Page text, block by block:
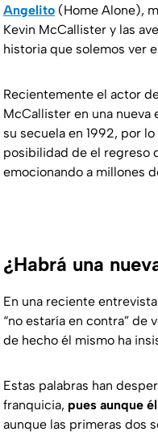
Angelito (Home Alone),
Kevin McCallister y las
historia que solemos ver
Recientemente el actor
McCallister en una nueva
su secuela en 1992, por
posibilidad de el regreso
emocionando a millones
¿Habrá una
En una reciente
“no estaría en contra” de
de hecho él mismo ha
Estas palabras han
franquicia, pues aunque
aunque las primeras dos